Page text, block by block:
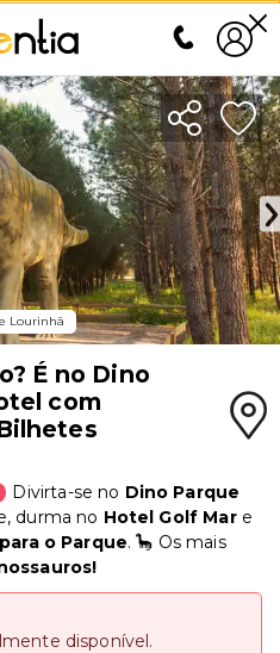
Lourinhã
É no Dino
com
Divirta-se no Dino Parque
durma no Hotel Golf Mare
para o Parque. 🦕 Os mais
disponível.